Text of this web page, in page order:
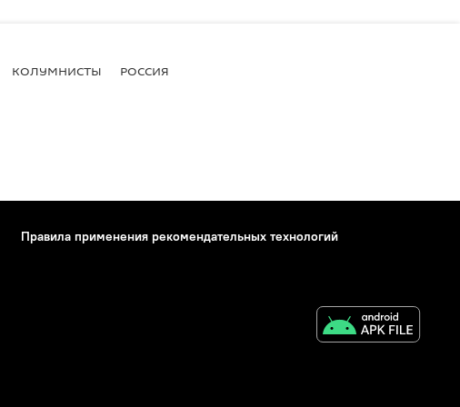
КОЛУМНИСТЫ РОССИЯ
Правила применения рекомендательных технологий